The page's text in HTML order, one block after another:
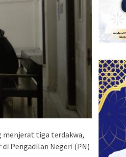
menjerat tiga terdakwa,
di Pengadilan Negeri (PN)